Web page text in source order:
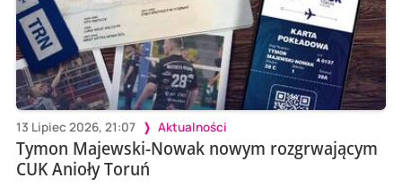
13 Lipiec 2026, 21:07 Aktualności
Tymon Majewski-Nowak nowym rozgrwającym
CUK Anioły Toruń